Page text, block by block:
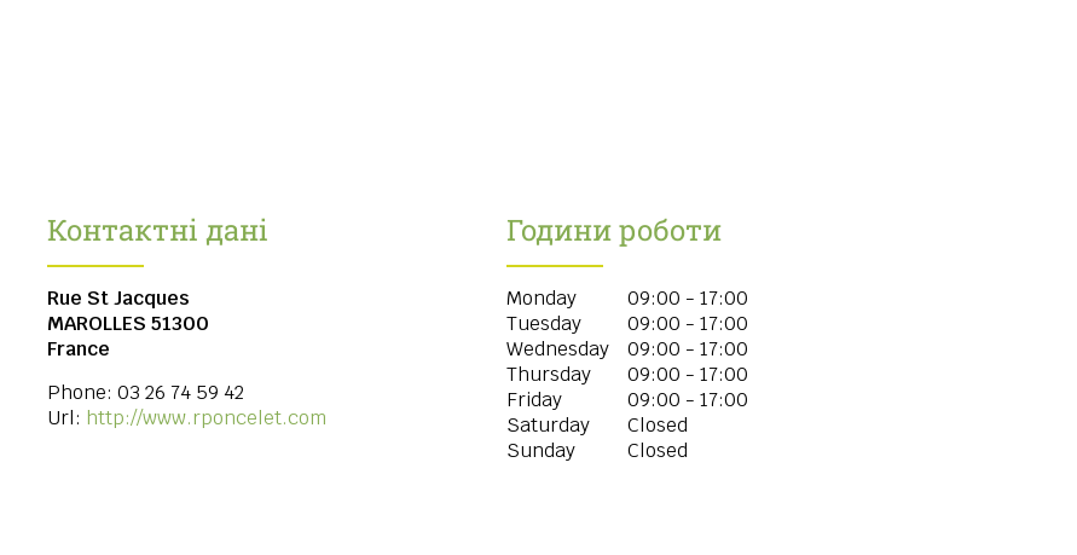
Контактні дані
Rue St Jacques
MAROLLES 51300
France
Phone: 03 26 74 59 42
Url: http://www.rponcelet.com
Години роботи
Monday
09:00 - 17:00
Tuesday
09:00 - 17:00
Wednesday
09:00 - 17:00
Thursday
09:00 - 17:00
Friday
09:00 - 17:00
Saturday
Closed
Sunday
Closed